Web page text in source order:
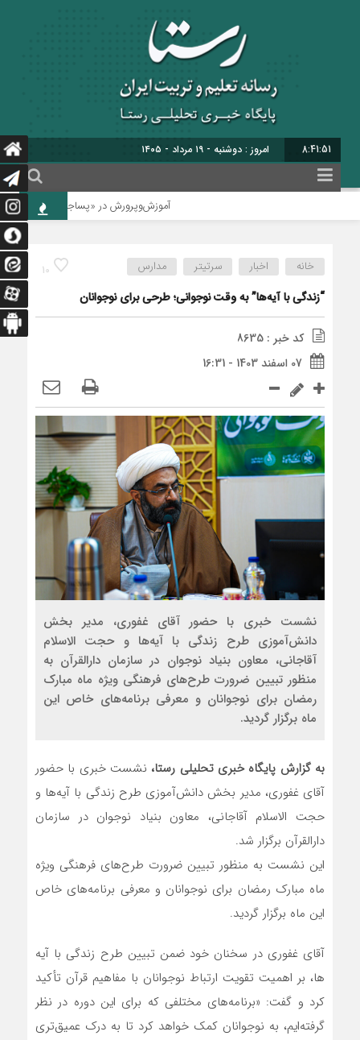
8:41:52 امروز : دوشنبه - ۱۹ مرداد - ۱۴۰۵
آموزش‌وپرورش در «پسا‌جنگ» بازتنظیم
10 خانه اخبار سرتیتر مدارس
“زندگی با آیه‌ها” به وقت نوجوانی؛ طرحی برای نوجوانان
کد خبر : 8635
07 اسفند 1403 - 16:31
نشست خبری با حضور آقای غفوری، مدیر بخش
دانش‌آموزی طرح زندگی با آیه‌ها و حجت الاسلام
آقاجانی، معاون بنیاد نوجوان در سازمان دارالقرآن به
منظور تبیین ضرورت طرح‌های فرهنگی ویژه ماه مبارک
رمضان برای نوجوانان و معرفی برنامه‌های خاص این
ماه برگزار گردید.
به گزارش پایگاه خبری تحلیلی رستا، نشست خبری با حضور
آقای غفوری، مدیر بخش دانش‌آموزی طرح زندگی با آیه‌ها و
حجت الاسلام آقاجانی، معاون بنیاد نوجوان در سازمان
دارالقرآن برگزار شد.
این نشست به منظور تبیین ضرورت طرح‌های فرهنگی ویژه
ماه مبارک رمضان برای نوجوانان و معرفی برنامه‌های خاص
این ماه برگزار گردید.
آقای غفوری در سخنان خود ضمن تبیین طرح زندگی با آیه
ها، بر اهمیت تقویت ارتباط نوجوانان با مفاهیم قرآن تأکید
کرد و گفت: «برنامه‌های مختلفی که برای این دوره در نظر
گرفته‌ایم، به نوجوانان کمک خواهد کرد تا به درک عمیق‌تری